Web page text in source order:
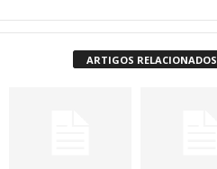
ARTIGOS RELACIONADOS